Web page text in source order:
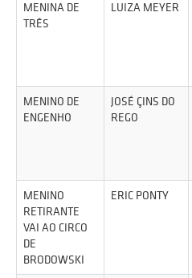
MENINA DE
TRÊS
LUIZA MEYER
MENINO DE
ENGENHO
JOSÉ ÇINS DO
REGO
MENINO
RETIRANTE
VAI AO CIRCO
DE
BRODOWSKI
ERIC PONTY